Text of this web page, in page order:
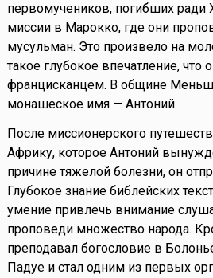
первомучеников, погибших ради
миссии в Марокко, где они
мусульман. Это произвело на
такое глубокое впечатление, что
францисканцем. В общине
монашеское имя — Антоний.
После миссионерского
Африку, которое Антоний
причине тяжелой болезни, он
Глубокое знание библейских
умение привлечь внимание
проповеди множество народа.
преподавал богословие в
Падуе и стал одним из первых